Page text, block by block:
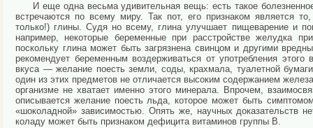
И еще одна весьма удивительная вещь: есть такое
встречаются по всему миру. Так пот, его признаком является
только!) глины. Судя но всему, глина улучшает пищеварение и
напри­мер, некоторые беременные при расстройстве желудка
поскольку глина может быть загрязнена свинцом и другими
рекомендует беремен­ным воздерживаться от употребления
вку­са — желание поесть земли, соды, крахмала, туа­летной
один из этих предметов не отлича­ется высоким содержанием
организме не хвата­ет именно этого минерала. Впрочем,
описывается желание поесть льда, которое может быть
«шоколад­ной» зависимостью. Опять же, научных доказа­тельств
коладу может быть признаком дефицита витаминов группы В.